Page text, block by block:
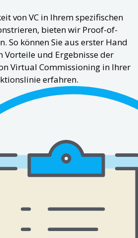
von VC in Ihrem spezifischen
bieten wir Proof-of-
So können Sie aus erster Hand
Vorteile und Ergebnisse der
Virtual Commissioning in Ihrer
erfahren.